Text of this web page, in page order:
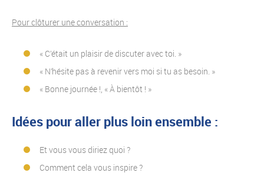
Pour clôturer une conversation :
« C’était un plaisir de discuter avec toi. »
« N’hésite pas à revenir vers moi si tu as besoin. »
« Bonne journée !, « À bientôt ! »
Idées pour aller plus loin ensemble :
Et vous vous diriez quoi ?
Comment cela vous inspire ?